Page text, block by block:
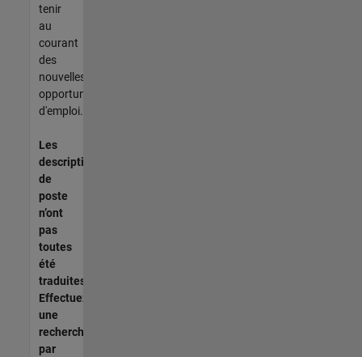
tenir
au
courant
des
nouvelles
opportunités
d'emploi.
Les
descriptions
de
poste
n’ont
pas
toutes
été
traduites.
Effectuez
une
recherche
par